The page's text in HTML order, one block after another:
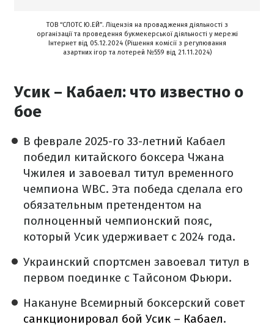
ТОВ “СЛОТС Ю.ЕЙ”. Ліцензія на провадження діяльності з
організації та проведення букмекерської діяльності у мережі
Інтернет від 05.12.2024 (Рішення комісії з регулювання
азартних ігор та лотерей №559 від 21.11.2024)
Усик – Кабаел: что известно о
бое
В феврале 2025-го 33-летний Кабаел
победил китайского боксера Чжана
Чжилея и завоевал титул временного
чемпиона WBC. Эта победа сделала его
обязательным претендентом на
полноценный чемпионский пояс,
который Усик удерживает с 2024 года.
Украинский спортсмен завоевал титул в
первом поединке с Тайсоном Фьюри.
Накануне Всемирный боксерский совет
санкционировал бой Усик – Кабаел.